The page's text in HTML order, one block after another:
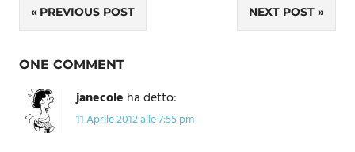
Navigazione
articoli
PREVIOUS POST NEXT POST
ONE COMMENT
janecole ha detto:
11 Aprile 2012 alle 7:55 pm